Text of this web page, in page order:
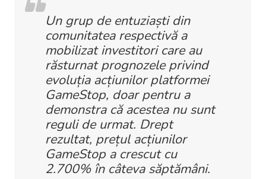
Un grup de entuziaști din
comunitatea respectivă a
mobilizat investitori care au
răsturnat prognozele privind
evoluția acțiunilor platformei
GameStop, doar pentru a
demonstra că acestea nu sunt
reguli de urmat. Drept
rezultat, prețul acțiunilor
GameStop a crescut cu
2.700% în câteva săptămâni.